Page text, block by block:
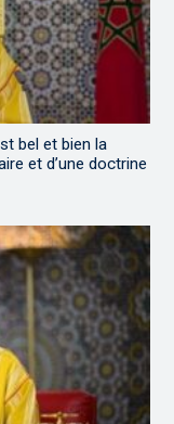
bel et bien la
et d’une doctrine